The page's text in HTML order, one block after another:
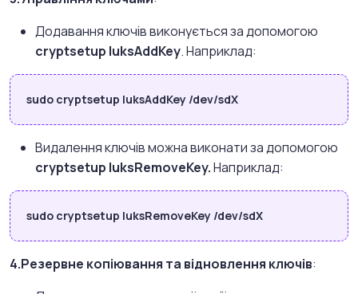
Додавання ключів виконується за допомогою
cryptsetup luksAddKey. Наприклад:
sudo cryptsetup luksAddKey /dev/sdX
Видалення ключів можна виконати за допомогою
cryptsetup luksRemoveKey.Наприклад:
sudo cryptsetup luksRemoveKey /dev/sdX
4.Резервне копіювання та відновлення ключів: